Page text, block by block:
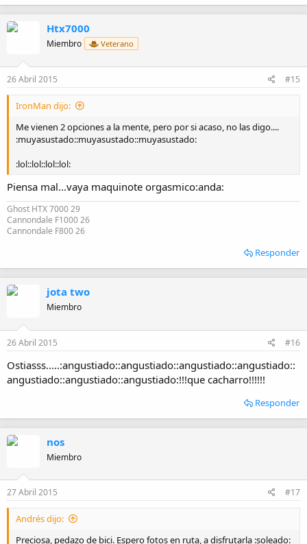
Htx7000
Miembro Veterano
26 Abril 2015 #15
IronMan dijo:
Me vienen 2 opciones a la mente, pero por si acaso, no las digo....
:muyasustado::muyasustado::muyasustado:
:lol::lol::lol::lol:
Piensa mal...vaya maquinote orgasmico:anda:
Ghost HTX 7000 29
Cannondale F1000 26
Cannondale F800 26
Responder
jota two
Miembro
26 Abril 2015 #16
Ostiasss.....:angustiado::angustiado::angustiado::angustiado::
angustiado::angustiado::angustiado:!!!que cacharro!!!!!!
Responder
nos
Miembro
27 Abril 2015 #17
Andrés dijo:
Preciosa, pedazo de bici. Espero fotos en ruta, a disfrutarla :soleado: